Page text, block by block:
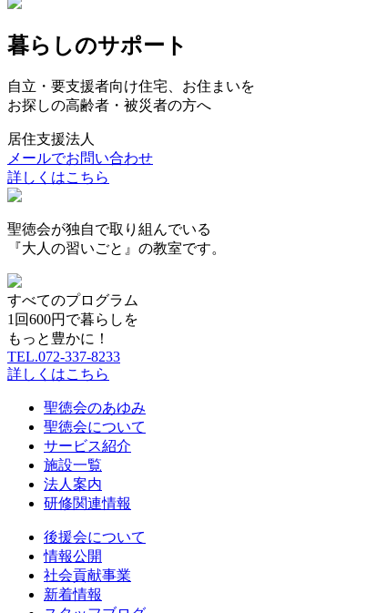
暮らしのサポート
自立・要支援者向け住宅、お住まいを
お探しの高齢者・被災者の方へ
居住支援法人
メールでお問い合わせ
詳しくはこちら
聖徳会が独自で取り組んでいる
『大人の習いごと』の教室です。
すべてのプログラム
1回600円で暮らしを
もっと豊かに！
TEL.072-337-8233
詳しくはこちら
聖徳会のあゆみ
聖徳会について
サービス紹介
施設一覧
法人案内
研修関連情報
後援会について
情報公開
社会貢献事業
新着情報